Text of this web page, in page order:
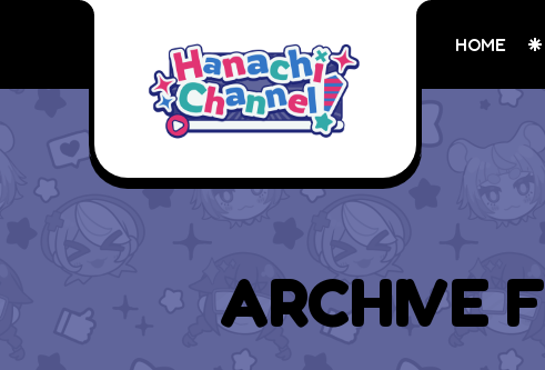
HOME
ARCHIVE